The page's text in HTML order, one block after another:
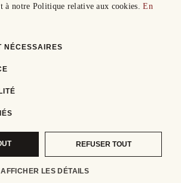
à notre Politique relative aux cookies.En
NÉCESSAIRES
REFUSER TOUT
AFFICHER LES DÉTAILS